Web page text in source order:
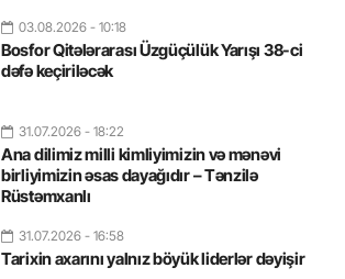
03.08.2026 - 10:18
Bosfor Qitələrarası Üzgüçülük Yarışı 38-ci
dəfə keçiriləcək
31.07.2026 - 18:22
Ana dilimiz milli kimliyimizin və mənəvi
birliyimizin əsas dayağıdır – Tənzilə
Rüstəmxanlı
31.07.2026 - 16:58
Tarixin axarını yalnız böyük liderlər dəyişir